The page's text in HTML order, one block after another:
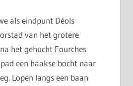
als eindpunt Déols
van het grotere
het gehucht Fourches
een haakse bocht naar
Lopen langs een baan